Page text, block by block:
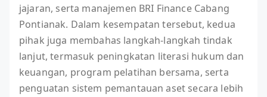
jajaran, serta manajemen BRI Finance Cabang
Pontianak. Dalam kesempatan tersebut, kedua
pihak juga membahas langkah-langkah tindak
lanjut, termasuk peningkatan literasi hukum dan
keuangan, program pelatihan bersama, serta
penguatan sistem pemantauan aset secara lebih